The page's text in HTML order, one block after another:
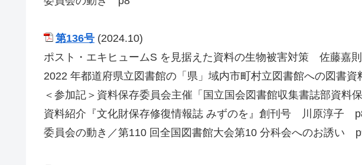
第136号 (2024.10)
ポスト・エキヒュームS を見据えた資料の生物被害対策 佐藤嘉
2022 年都道府県立図書館の「県」域内市町村立図書館への図
＜参加記＞資料保存委員会主催「国立国会図書館収集書誌部資
資料紹介『文化財保存修復情報誌 みずのを』創刊号 川原淳子
委員会の動き／第110 回全国図書館大会第10 分科会へのお誘い